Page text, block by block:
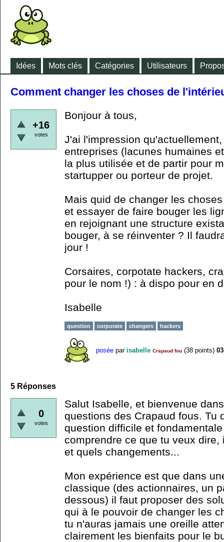
Idées Mots clés Catégories Utilisateurs
Comment changer les choses de
+16
votes
Bonjour à tous,
J'ai l'impression
entreprises (lacunes humaines
la plus utilisée et de partir pour
startupper ou porteur de projet.
Mais quid de changer les
et essayer de faire bouger les
en rejoignant une structure
bouger, à se réinventer ? Il
jour !
Corsaires, corpotate hackers,
pour le nom !) : à dispo pour en
Isabelle
question corporate changers hackers
posée par isabelle Crapaud fou (38 points)
5 Réponses
0
votes
Salut Isabelle, et bienvenue
questions des Crapaud fous. Tu
question difficile et
comprendre ce que tu veux
et quels changements...
Mon expérience est que dans
classique (des actionnaires, un
dessous) il faut proposer des
qui à le pouvoir de changer les
tu n'auras jamais une oreille
clairement les bienfaits pour le